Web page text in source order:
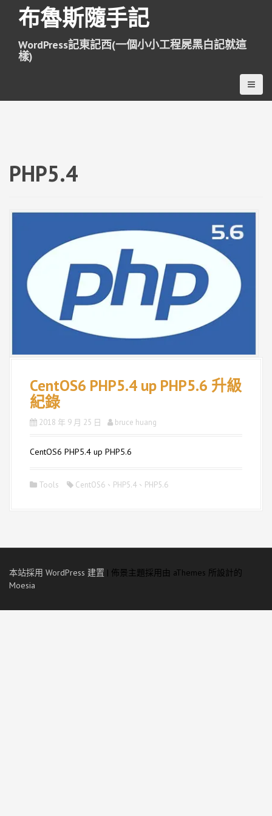
布魯斯隨手記
WordPress記東記西(一個小小工程屍黑白記就這
樣)
PHP5.4
CentOS6 PHP5.4 up PHP5.6 升級
紀錄
2018 年 9 月 25 日 bruce huang
CentOS6 PHP5.4 up PHP5.6
Tools CentOS6 、 PHP5.4 、 PHP5.6
本站採用 WordPress 建置 | 佈景主題採用由 aThemes 所設計的
Moesia